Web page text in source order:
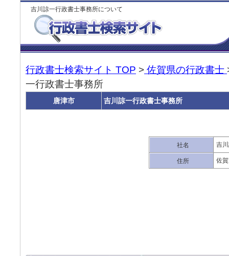
吉川諒一行政書士事務所について
行政書士検索サイト TOP > 佐賀県の行政書士
一行政書士事務所
唐津市 吉川諒一行政書士事務所
社名 吉
住所 佐